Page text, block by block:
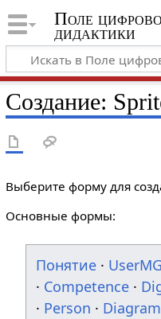
Поле
дидактики
Создание:
Выберите форму для
Основные формы:
Понятие ·
· Competence ·
· Person · Diagram